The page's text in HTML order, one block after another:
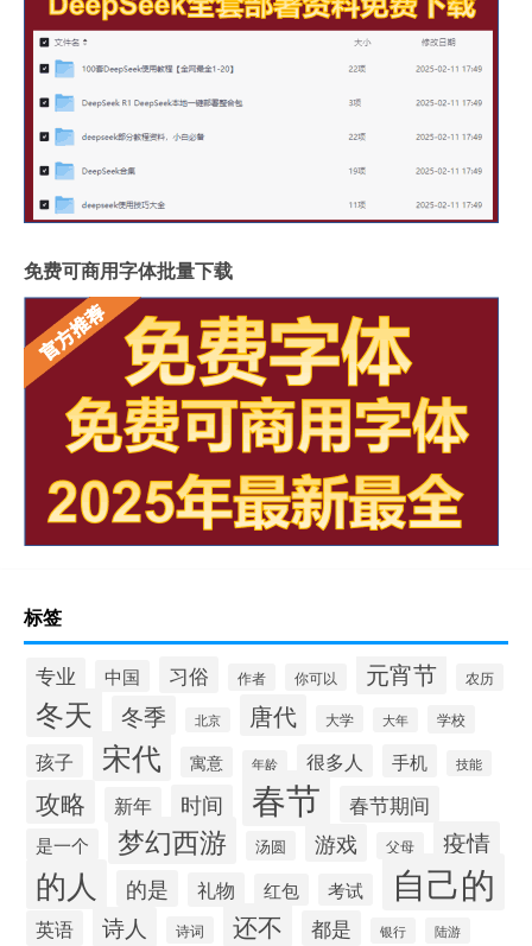
免费可商用字体批量下载
标签
专业 中国 习俗 作者 你可以 元宵节 农历
冬天 冬季 北京 唐代 大学 大年 学校
孩子 宋代 寓意 年龄 很多人 手机 技能
攻略 新年 时间 春节 春节期间
是一个 梦幻西游 汤圆 游戏 父母 疫情
的人 的是 礼物 红包 考试 自己的
英语 诗人 诗词 还不 都是 银行 陆游